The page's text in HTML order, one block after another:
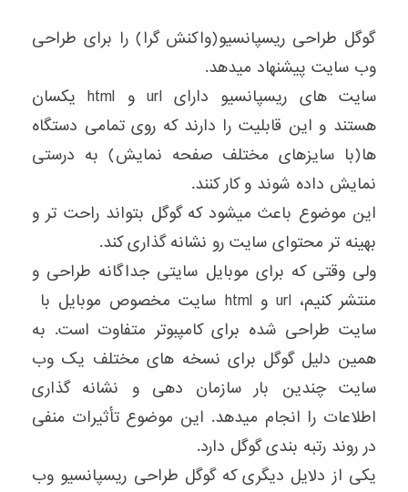
گوگل طراحی ریسپانسیو(واکنش گرا) را برای طراحی
وب سایت پیشنهاد میدهد.
سایت های ریسپانسیو دارای url و html یکسان
هستند و این قابلیت را دارند که روی تمامی دستگاه
ها(با سایزهای مختلف صفحه نمایش) به درستی
نمایش داده شوند و کار کنند.
این موضوع باعث میشود که گوگل بتواند راحت تر و
بهینه تر محتوای سایت رو نشانه گذاری کند.
ولی وقتی که برای موبایل سایتی جداگانه طراحی و
منتشر کنیم، url و html سایت مخصوص موبایل با
سایت طراحی شده برای کامپبوتر متفاوت است. به
همین دلیل گوگل برای نسخه های مختلف یک وب
سایت چندین بار سازمان دهی و نشانه گذاری
اطلاعات را انجام میدهد. این موضوع تأثیرات منفی
در روند رتبه بندی گوگل دارد.
یکی از دلایل دیگری که گوگل طراحی ریسپانسیو وب